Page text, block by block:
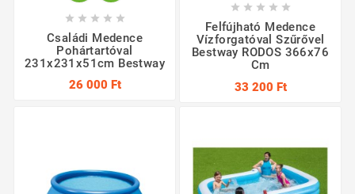
    
Családi Medence
Pohártartóval
231x231x51cm Bestway
26 000 Ft
    
Felfújható Medence
Vízforgatóval Szűrővel
Bestway RODOS 366x76
Cm
33 200 Ft